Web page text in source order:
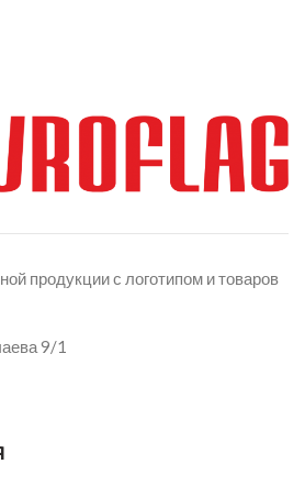
продукции с логотипом и товаров
9/1